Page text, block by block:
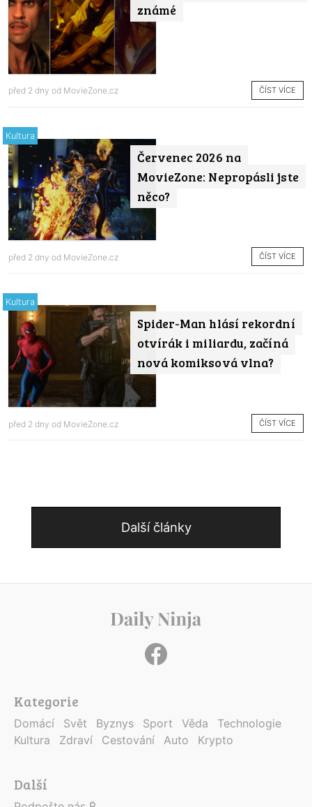
známé
před 2 dny od MovieZone.cz ČÍST VÍCE
Červenec 2026 na
MovieZone: Nepropásli jste
něco?
Kultura
před 2 dny od MovieZone.cz ČÍST VÍCE
Spider-Man hlásí rekordní
otvírák i miliardu, začíná
nová komiksová vlna?
Kultura
před 2 dny od MovieZone.cz ČÍST VÍCE
Další články
Kategorie
Domácí Svět Byznys Sport Věda
Technologie
Kultura
Zdraví Cestování Auto Krypto
Další